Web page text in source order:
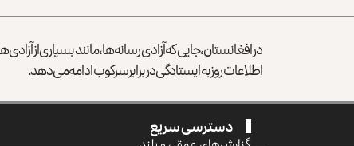
در افغانستان، جایی که آزادی رسانه‌ها، مانند بسیاری از
اطلاعات روز به ایستادگی در برابر سرکوب ادامه می‌دهد.
دسترسی سریع